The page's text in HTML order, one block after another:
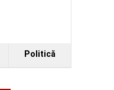
Politică